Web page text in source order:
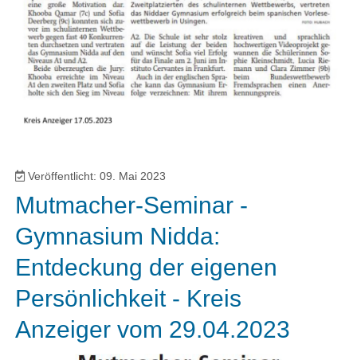
Veröffentlicht: 09. Mai 2023
Mutmacher-Seminar -
Gymnasium Nidda:
Entdeckung der eigenen
Persönlichkeit - Kreis
Anzeiger vom 29.04.2023